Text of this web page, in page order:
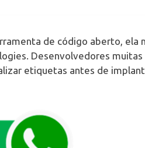
de código aberto, ela
Desenvolvedores muitas
etiquetas antes de